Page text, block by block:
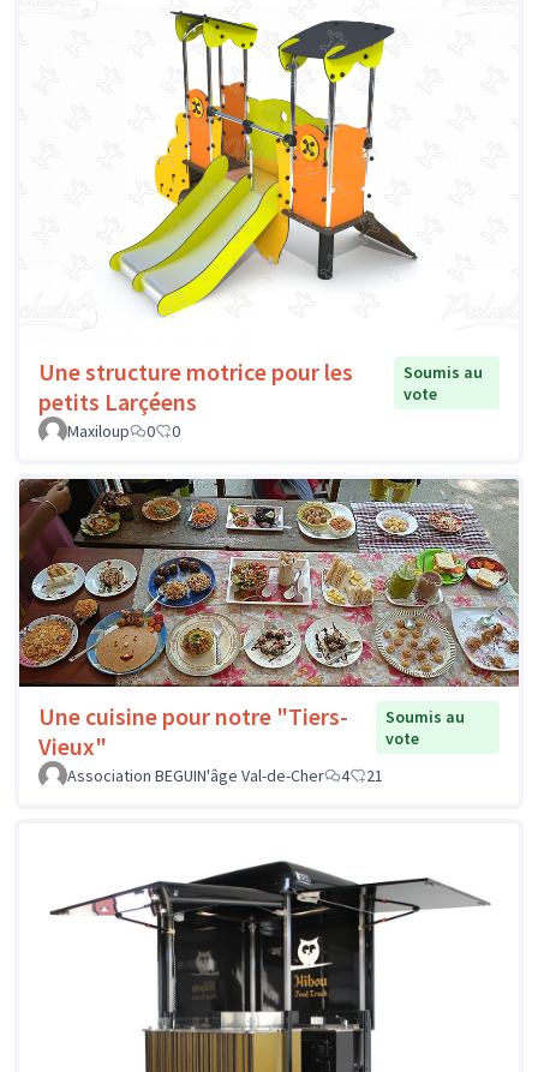
Une structure motrice pour les
petits Larçéens
Soumis au
vote
Maxiloup
0 0
Une cuisine pour notre "Tiers-
Vieux"
Soumis au
vote
Association BEGUIN'âge Val-de-Cher
4 21